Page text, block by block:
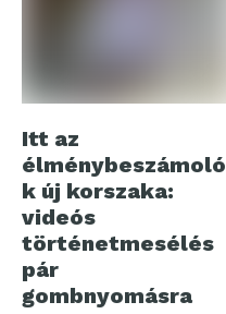
Itt az
élménybeszámoló
k új korszaka:
videós
történetmesélés
pár
gombnyomásra